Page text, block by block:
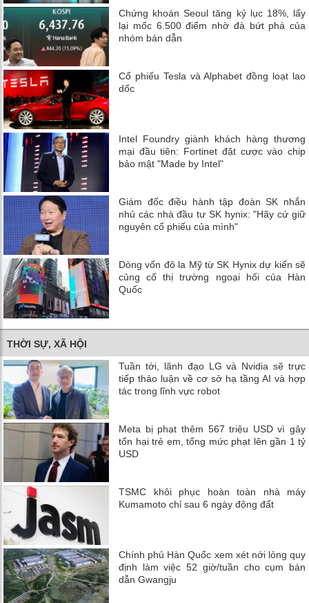
Chứng khoán Seoul tăng kỷ lục 18%, lấy
lại mốc 6.500 điểm nhờ đà bứt phá của
nhóm bán dẫn
Cổ phiếu Tesla và Alphabet đồng loạt lao
dốc
Intel Foundry giành khách hàng thương
mại đầu tiên: Fortinet đặt cược vào chip
bảo mật "Made by Intel"
Giám đốc điều hành tập đoàn SK nhắn
nhủ các nhà đầu tư SK hynix: "Hãy cứ giữ
nguyên cổ phiếu của mình"
Dòng vốn đô la Mỹ từ SK Hynix dự kiến ​​sẽ
củng cố thị trường ngoại hối của Hàn
Quốc
THỜI SỰ, XÃ HỘI
Tuần tới, lãnh đạo LG và Nvidia sẽ trực
tiếp thảo luận về cơ sở hạ tầng AI và hợp
tác trong lĩnh vực robot
Meta bị phạt thêm 567 triệu USD vì gây
tổn hại trẻ em, tổng mức phạt lên gần 1 tỷ
USD
TSMC khôi phục hoàn toàn nhà máy
Kumamoto chỉ sau 6 ngày động đất
Chính phủ Hàn Quốc xem xét nới lỏng quy
định làm việc 52 giờ/tuần cho cụm bán
dẫn Gwangju